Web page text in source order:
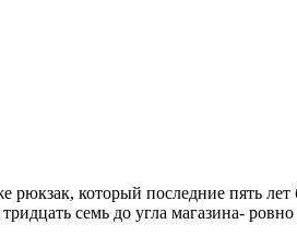
который последние пять
семь до угла магазина-